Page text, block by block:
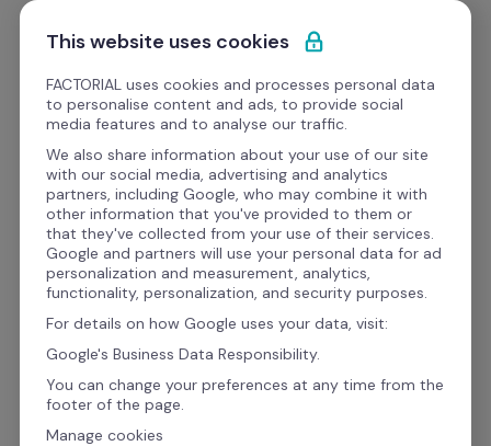
Pular para o conteúdo
Experimente Grátis
Modelos e Planilhas para RH
Operações de RH
Modelo de Entrevista de
Desligamento:
Questionário
Fazer uma entrevista de desligamento é um
dos grandes desafios dos profissionais de RH.
This website uses cookies
FACTORIAL uses cookies and processes personal data
to personalise content and ads, to provide social
media features and to analyse our traffic.
We also share information about your use of our site
with our social media, advertising and analytics
partners, including Google, who may combine it with
other information that you've provided to them or
that they've collected from your use of their services.
Google and partners will use your personal data for ad
personalization and measurement, analytics,
functionality, personalization, and security purposes.
For details on how Google uses your data, visit:
Google's Business Data Responsibility.
You can change your preferences at any time from the
footer of the page.
Manage cookies